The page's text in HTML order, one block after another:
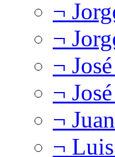
¬
¬
¬
¬
¬
¬